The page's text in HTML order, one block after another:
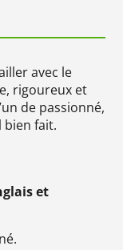
avec le
rigoureux et
’un de passionné,
fait.
et